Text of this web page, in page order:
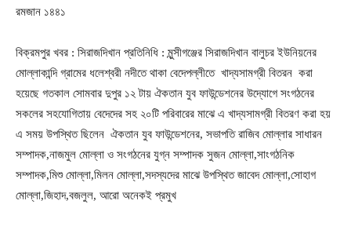
রমজান ১৪৪১
বিক্রমপুর খবর : সিরাজদিখান প্রতিনিধি : মুন্সীগঞ্জের সিরাজদিখান বালুচর ইউনিয়নের
মোল্লাকান্দি গ্রামের ধলেশ্বরী নদীতে থাকা বেদেপল্লীতে খাদ্যসামগ্রী বিতরন করা
হয়েছে গতকাল সোমবার দুপুর ১২ টায় ঐকতান যুব ফাউন্ডেশনের উদ্যোগে সংগঠনের
সকলের সহযোগিতায় বেদেদের সহ ২০টি পরিবারের মাঝে এ খাদ্যসামগ্রী বিতরণ করা হয়
এ সময় উপস্থিত ছিলেন ঐকতান যুব ফাউন্ডেশনের, সভাপতি রাজিব মোল্লার সাধারন
সম্পাদক,নাজমুল মোল্লা ও সংগঠনের যুগ্ন সম্পাদক সুজন মোল্লা,সাংগঠনিক
সম্পাদক,মিশু মোল্লা,মিলন মোল্লা,সদস্যদের মাঝে উপস্থিত জাবেদ মোল্লা,সোহাগ
মোল্লা,জিহাদ,বজলুল, আরো অনেকই প্রমুখ